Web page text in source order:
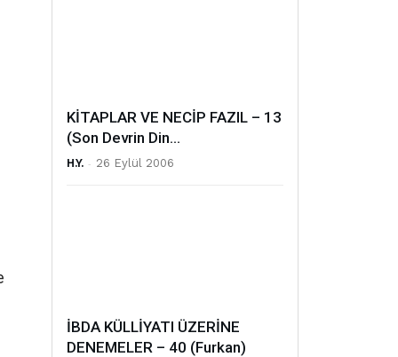
KİTAPLAR VE NECİP FAZIL – 13
(Son Devrin Din...
H.Y. - 26 Eylül 2006
İBDA KÜLLİYATI ÜZERİNE
DENEMELER – 40 (Furkan)